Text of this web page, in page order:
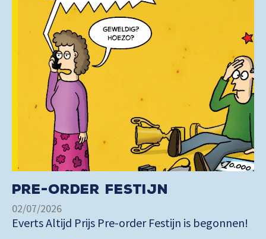
Pre-order Festijn
02/07/2026
Everts Altijd Prijs Pre-order Festijn is begonnen!